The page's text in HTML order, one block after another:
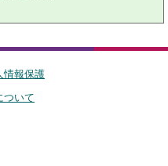
情報保護
ついて